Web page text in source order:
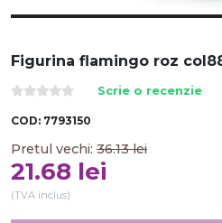
Figurina flamingo roz
Scrie o recenzie
COD: 7793150
Pretul vechi: 36.13 lei
21.68 lei
(TVA inclus)